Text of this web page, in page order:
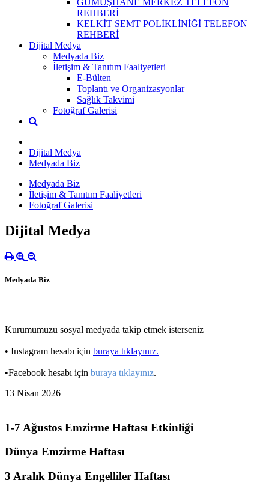
REHBERİ
KELKİT SEMT POLİKLİNİĞİ TELEFON
REHBERİ
Dijital Medya
Medyada Biz
İletişim & Tanıtım Faaliyetleri
E-Bülten
Toplantı ve Organizasyonlar
Sağlık Takvimi
Fotoğraf Galerisi
Dijital Medya
Medyada Biz
Medyada Biz
İletişim & Tanıtım Faaliyetleri
Fotoğraf Galerisi
Dijital Medya
Medyada Biz
Kurumumuzu sosyal medyada takip etmek isterseniz
• Instagram hesabı için buraya tıklayınız.
•Facebook hesabı için buraya tıklayınız.
13 Nisan 2026
1-7 Ağustos Emzirme Haftası Etkinliği
Dünya Emzirme Haftası
3 Aralık Dünya Engelliler Haftası